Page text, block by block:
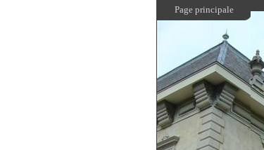
Page principale